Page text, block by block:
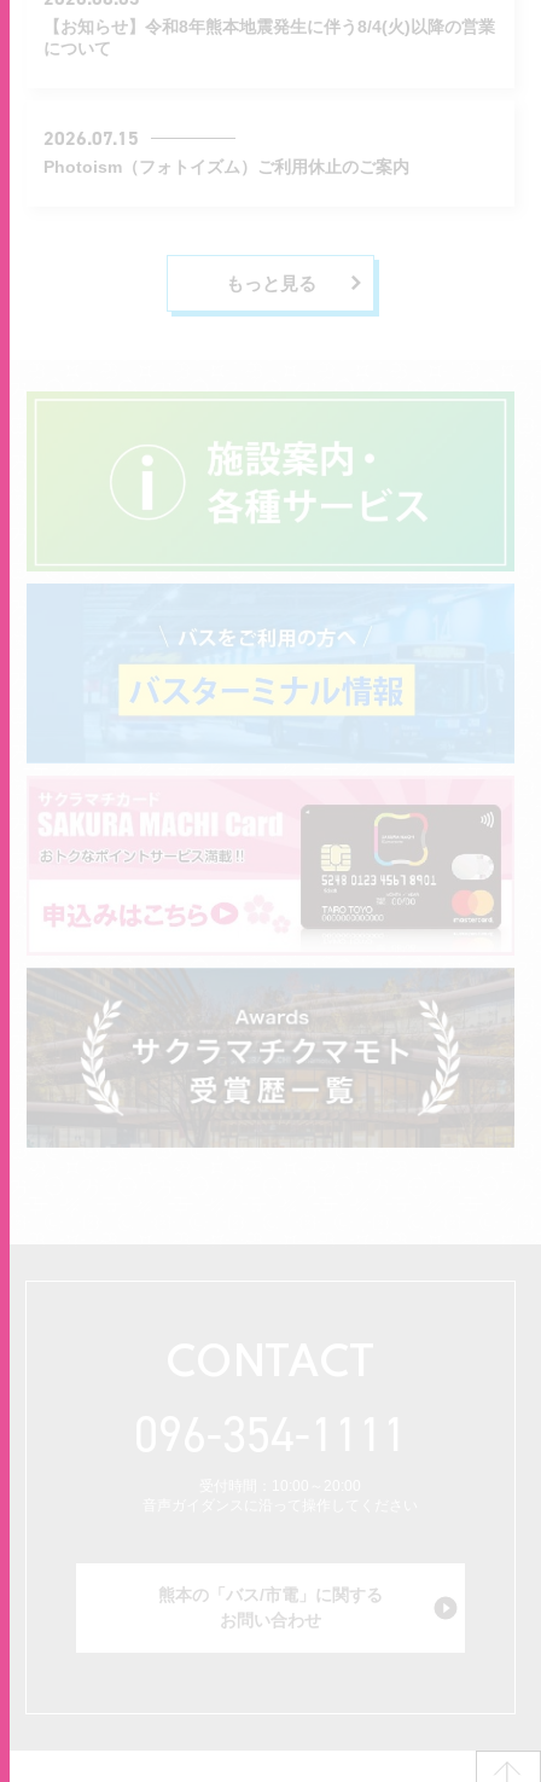
【お知らせ】令和8年熊本地震発生に伴う8/4(火)以降の営業
について
2026.07.15
Photoism（フォトイズム）ご利用休止のご案内
もっと見る
熊本の「バス/市電」に関する
お問い合わせ